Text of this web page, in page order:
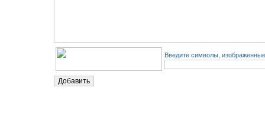
Введите символы,